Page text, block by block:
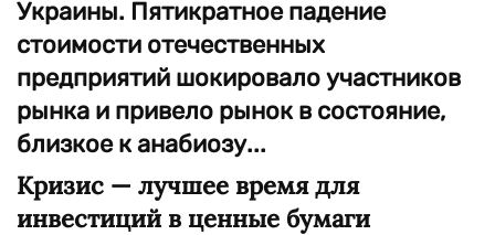
Украины. Пятикратное падение
стоимости отечественных
предприятий шокировало участников
рынка и привело рынок в состояние,
близкое к анабиозу...
Кризис — лучшее время для
инвестиций в ценные бумаги